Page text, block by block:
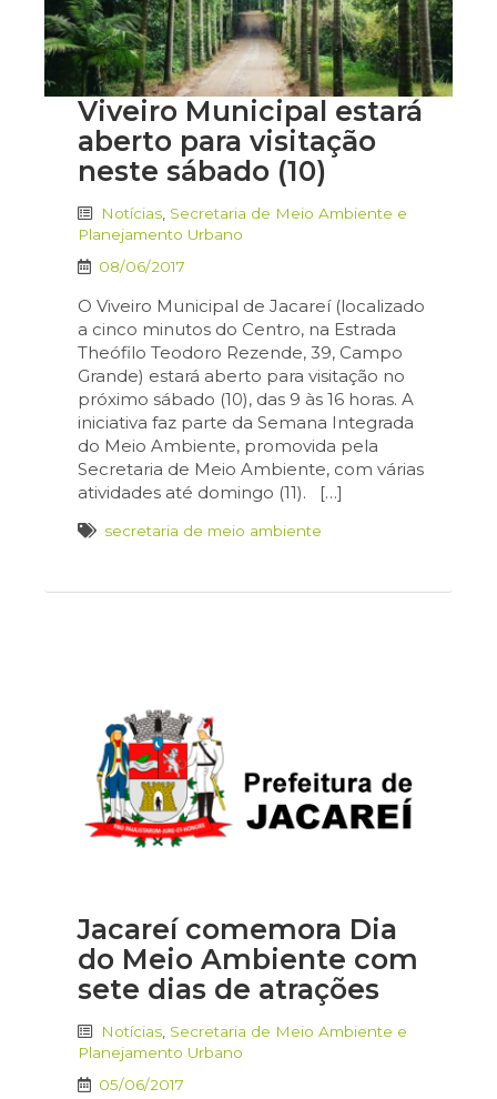
Viveiro Municipal estará
aberto para visitação
neste sábado (10)
Notícias Secretaria de Meio Ambiente e
Planejamento Urbano
08/06/2017
O Viveiro Municipal de Jacareí (localizado
a cinco minutos do Centro, na Estrada
Theófilo Teodoro Rezende, 39, Campo
Grande) estará aberto para visitação no
próximo sábado (10), das 9 às 16 horas. A
iniciativa faz parte da Semana Integrada
do Meio Ambiente, promovida pela
Secretaria de Meio Ambiente, com várias
atividades até domingo (11). […]
secretaria de meio ambiente
Jacareí comemora Dia
do Meio Ambiente com
sete dias de atrações
Notícias Secretaria de Meio Ambiente e
Planejamento Urbano
05/06/2017